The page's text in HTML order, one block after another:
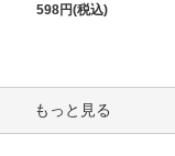
598円(税込)
もっと見る